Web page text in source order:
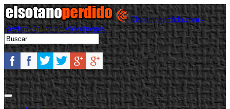
Elsotanoperdido.com -
Revista Online de Videojuegos